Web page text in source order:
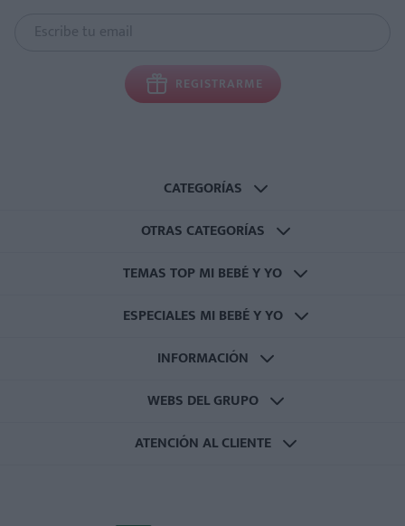
REGISTRARME
CATEGORÍAS
OTRAS CATEGORÍAS
TEMAS TOP MI BEBÉ Y YO
ESPECIALES MI BEBÉ Y YO
INFORMACIÓN
WEBS DEL GRUPO
ATENCIÓN AL CLIENTE